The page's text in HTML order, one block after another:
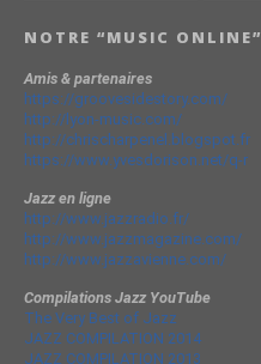
NOTRE “MUSIC ONLINE”
Amis & partenaires
https://groovesidestory.com/
http://lyon-music.com/
http://chrischarpenel.blogspot.fr
https://www.yvesdorison.net/q-r
Jazz en ligne
http://www.jazzradio.fr/
http://www.jazzmagazine.com/
http://www.jazzavienne.com/
Compilations Jazz YouTube
The Very Best of Jazz
JAZZ COMPILATION 2014
JAZZ COMPILATION 2013